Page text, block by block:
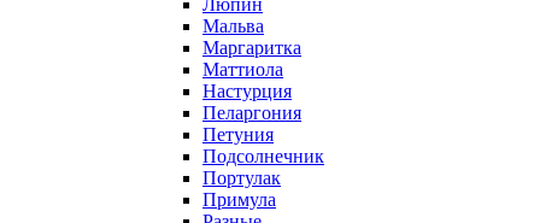
Люпин
Мальва
Маргаритка
Маттиола
Настурция
Пеларгония
Петуния
Подсолнечник
Портулак
Примула